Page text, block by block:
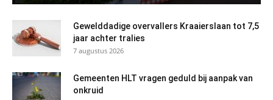
Gewelddadige overvallers Kraaierslaan tot 7,5
jaar achter tralies
7 augustus 2026
Gemeenten HLT vragen geduld bij aanpak van
onkruid